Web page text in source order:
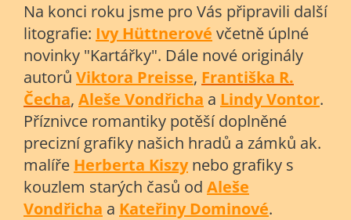
Na konci roku jsme pro Vás připravili další
litografie: Ivy Hüttnerové včetně úplné
novinky "Kartářky". Dále nové originály
autorů Viktora Preisse, Františka R.
Čecha, Aleše Vondřicha a Lindy Vontor.
Příznivce romantiky potěší doplněné
precizní grafiky našich hradů a zámků ak.
malíře Herberta Kiszynebo grafiky s
kouzlem starých časů od Aleše
Vondřicha a Kateřiny Dominové.